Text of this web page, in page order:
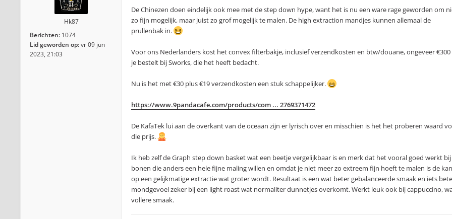
Hk87
Berichten: 1074
Lid geworden op:vr 09 jun
2023, 21:03
De Chinezen doen eindelijk ook mee met de step down hype, want het is nu een ware rage geworden om
zo fijn mogelijk, maar juist zo grof mogelijk te malen. De high extraction mandjes kunnen allemaal de
prullenbak in.
Voor ons Nederlanders kost het convex filterbakje, inclusief verzendkosten en btw/douane, ongeveer €300
je bestelt bij Sworks, die het heeft bedacht.
Nu is het met €30 plus €19 verzendkosten een stuk schappelijker.
https://www.9pandacafe.com/products/com ... 2769371472
De KafaTek lui aan de overkant van de oceaan zijn er lyrisch over en misschien is het het proberen waard
die prijs.
Ik heb zelf de Graph step down basket wat een beetje vergelijkbaar is en merk dat het vooral goed werkt bij
bonen die anders een hele fijne maling willen en omdat je niet meer zo extreem fijn hoeft te malen is de
op een gelijkmatige extractie wat groter wordt. Resultaat is een wat beter gebalanceerde smaak en iets
mondgevoel zeker bij een light roast wat normaliter dunnetjes overkomt. Werkt leuk ook bij cappuccino,
vollere smaak.